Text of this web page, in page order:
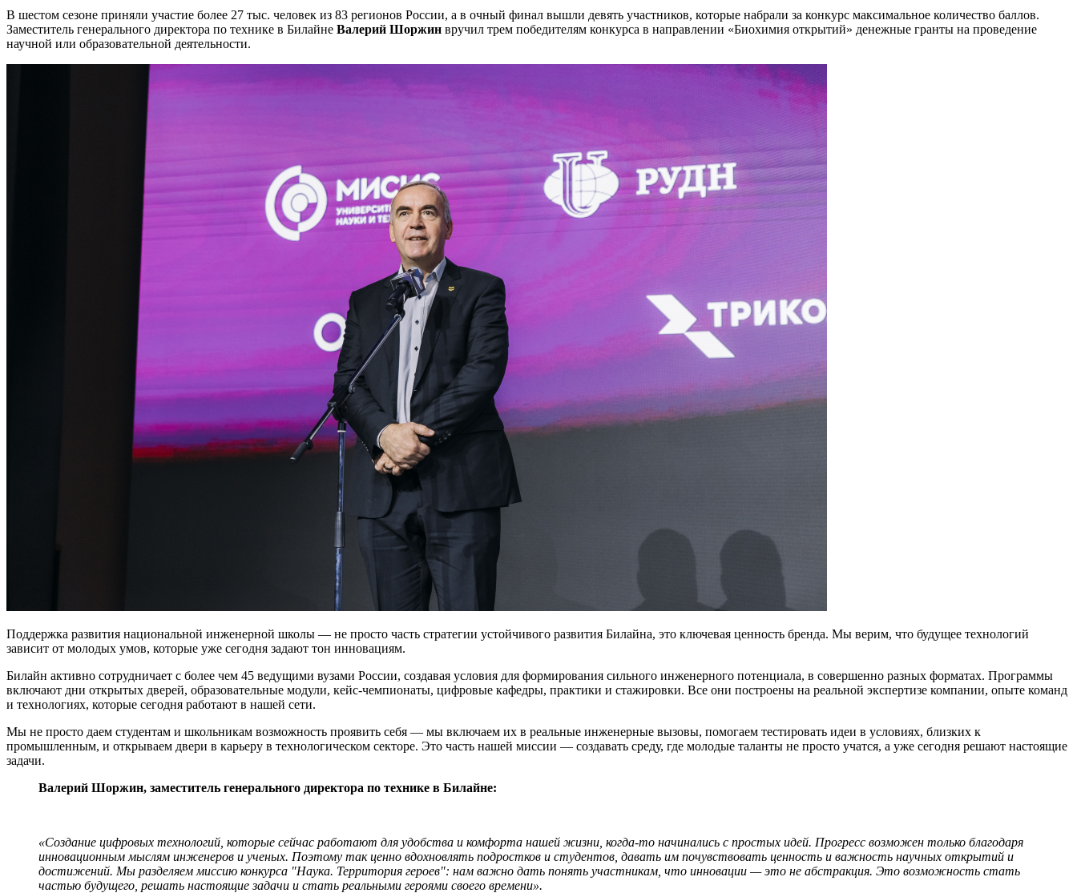
В шестом сезоне приняли участие более 27 тыс. человек из 83 регионов России, а в очный финал вышли девять участников, которые набрали за конкурс максимальное количество баллов.
Заместитель генерального директора по технике в Билайне Валерий Шоржин вручил трем победителям конкурса в направлении «Биохимия открытий» денежные гранты на проведение
научной или образовательной деятельности.
Поддержка развития национальной инженерной школы — не просто часть стратегии устойчивого развития Билайна, это ключевая ценность бренда. Мы верим, что будущее технологий
зависит от молодых умов, которые уже сегодня задают тон инновациям.
Билайн активно сотрудничает с более чем 45 ведущими вузами России, создавая условия для формирования сильного инженерного потенциала, в совершенно разных форматах. Программы
включают дни открытых дверей, образовательные модули, кейс-чемпионаты, цифровые кафедры, практики и стажировки. Все они построены на реальной экспертизе компании, опыте команд
и технологиях, которые сегодня работают в нашей сети.
Мы не просто даем студентам и школьникам возможность проявить себя — мы включаем их в реальные инженерные вызовы, помогаем тестировать идеи в условиях, близких к
промышленным, и открываем двери в карьеру в технологическом секторе. Это часть нашей миссии — создавать среду, где молодые таланты не просто учатся, а уже сегодня решают настоящие
задачи.
Валерий Шоржин, заместитель генерального директора по технике в Билайне:
«Создание цифровых технологий, которые сейчас работают для удобства и комфорта нашей жизни, когда-то начинались с простых идей. Прогресс возможен только благодаря
инновационным мыслям инженеров и ученых. Поэтому так ценно вдохновлять подростков и студентов, давать им почувствовать ценность и важность научных открытий и
достижений. Мы разделяем миссию конкурса "Наука. Территория героев": нам важно дать понять участникам, что инновации — это не абстракция. Это возможность стать
частью будущего, решать настоящие задачи и стать реальными героями своего времени».